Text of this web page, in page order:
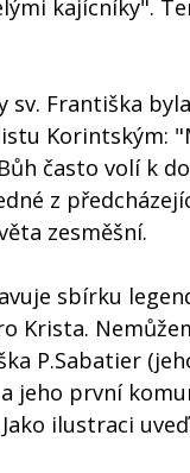
kajícníky".
sv. Františka
Korintským:
často volí k
z
zesměšní.
sbírku
Krista.
P.Sabatier
jeho první
ilustraci